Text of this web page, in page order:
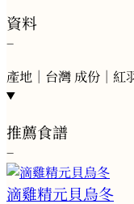
資料
−
產地｜台灣 成份｜紅
推薦食譜
−
滴雞精元貝烏冬